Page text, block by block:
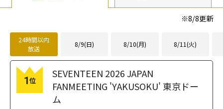
※8/8更新
24時間以内
放送
8/9(日) 8/10(月) 8/11(火)
1位
SEVENTEEN 2026 JAPAN
FANMEETING 'YAKUSOKU' 東京ドー
ム